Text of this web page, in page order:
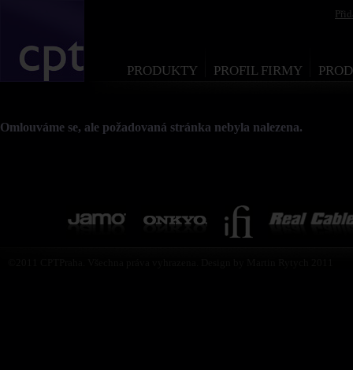
PRODUKTY PROFIL FIRMY
Omlouváme se, ale požadovaná stránka nebyla nalezena.